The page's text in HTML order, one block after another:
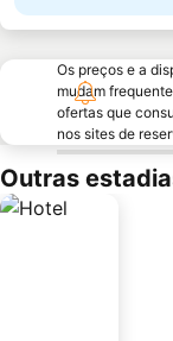
Os preços e a
mudam
ofertas que
nos sites de
Outras